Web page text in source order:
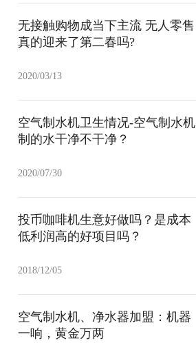
无接触购物成当下主流 无人零售
真的迎来了第二春吗?
2020/03/13
空气制水机卫生情况-空气制水机
制的水干净不干净？
2020/07/30
投币咖啡机生意好做吗？是成本
低利润高的好项目吗？
2018/12/05
空气制水机、净水器加盟：机器
一响，黄金万两